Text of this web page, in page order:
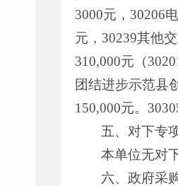
3000元，30206
元，30239其他
310,000元（
团结进步示范县
150,000元。
五、对下专
本单位无对
六、政府采